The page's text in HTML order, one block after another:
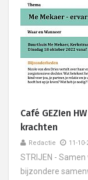
Café GEZIen
krachten
Redactie 11-
STRIJEN -
bijzondere